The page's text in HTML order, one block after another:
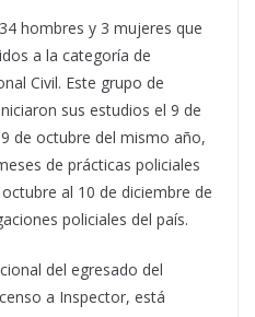
hombres y 3 mujeres que
a la categoría de
Civil. Este grupo de
sus estudios el 9 de
de octubre del mismo año,
de prácticas policiales
al 10 de diciembre de
policiales del país.
del egresado del
a Inspector, está